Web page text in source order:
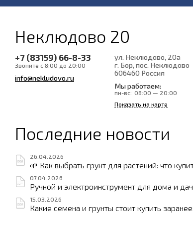
Неклюдово 20
+7 (83159) 66-8-33
Звоните с 8:00 до 20:00
info@nekludovo.ru
ул. Неклюдово, 20а
г. Бор, пос. Неклюдово
606460 Россия
Мы работаем:
пн-вс: 08:00 — 20:00
Показать на карте
Последние новости
26.04.2026
🌱 Как выбрать грунт для растений: что
07.04.2026
Ручной и электроинструмент для дома и
15.03.2026
Какие семена и грунты стоит купить